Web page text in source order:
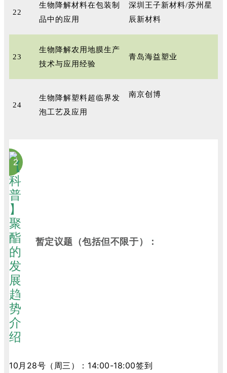
22
生物降解材料在包装制
品中的应用
深圳王子新材料/苏州星
辰新材料
23
生物降解农用地膜生产
技术与应用经验
青岛海益塑业
24
生物降解塑料超临界发
泡工艺及应用
南京创博
2
暂定议题（包括但不限于）：
10月28号（周三）：14:00-18:00签到